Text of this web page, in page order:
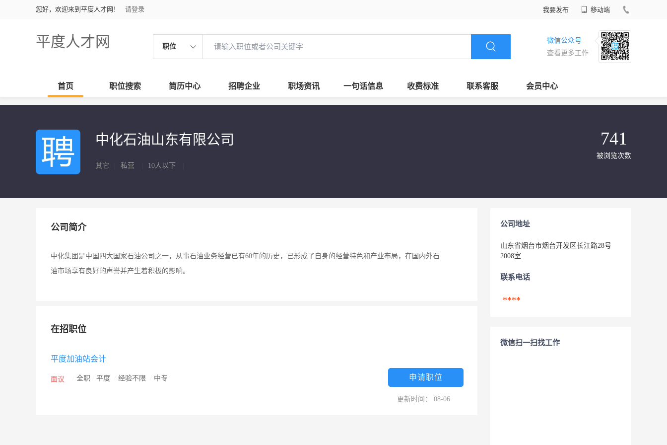
您好，欢迎来到平度人才网！ 请登录 我要发布 移动端
平度人才网 职位
微信公众号
查看更多工作
首页 职位搜索 简历中心 招聘企业 职场资讯 一句话信息 收费标准 联系客服 会员中心
中化石油山东有限公司
其它 私营 10人以下
741
被浏览次数
公司简介
中化集团是中国四大国家石油公司之一，从事石油业务经营已有60年的历史，已形成了自身的经营特色和产业布局，在国内外石
油市场享有良好的声誉并产生着积极的影响。
在招职位
平度加油站会计
面议 全职 平度 经验不限 中专 申请职位
更新时间： 08-06
公司地址
山东省烟台市烟台开发区长江路28号
2008室
联系电话
****
微信扫一扫找工作